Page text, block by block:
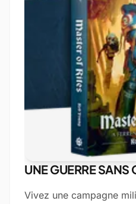
UNE GUERRE SANS
Vivez une campagne